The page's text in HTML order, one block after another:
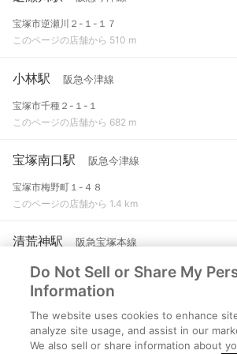
宝塚市逆瀬川２-１-１７
このページの店舗から 510 m
小林駅 阪急今津線
宝塚市千種２-１-１
このページの店舗から 682 m
宝塚南口駅 阪急今津線
宝塚市梅野町１-４８
このページの店舗から 1.4 km
清荒神駅 阪急宝塚本線
宝塚市清荒神１-９-３
このページの店舗から 1.8 km
宝塚駅 阪急宝塚本線 など
宝塚市栄町２丁目
Do Not Sell or Share My
Information
The website uses cookies to enhance
analyze site usage, and assist in our
We also sell or share information about